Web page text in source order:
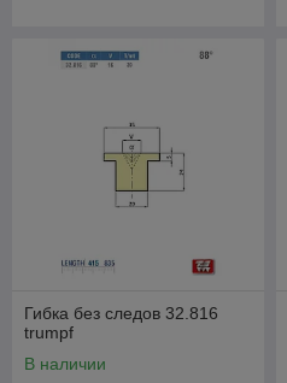
Гибка без следов 32.816
trumpf
В наличии